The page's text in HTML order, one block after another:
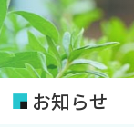
お知らせ